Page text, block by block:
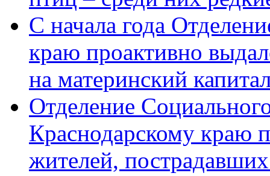
С начала года
краю проактивно
на материнский
Отделение
Краснодарскому краю
жителей,